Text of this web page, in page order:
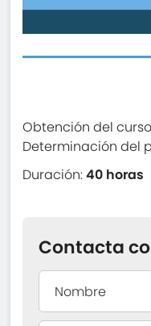
Obtención del
Determinación del
Duración:40 horas
Contacta